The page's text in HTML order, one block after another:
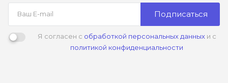
Подписаться
Я согласен с обработкой персональных данныхи с
политикой конфиденциальности